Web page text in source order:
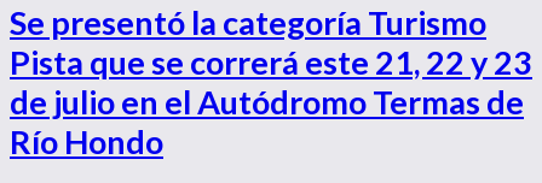
Se presentó la categoría Turismo
Pista que se correrá este 21, 22 y 23
de julio en el Autódromo Termas de
Río Hondo